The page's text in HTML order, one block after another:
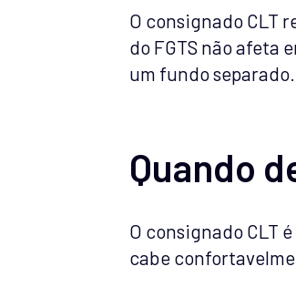
O consignado CLT
do FGTS não afeta
um fundo separado.
Quando
O consignado CLT
cabe